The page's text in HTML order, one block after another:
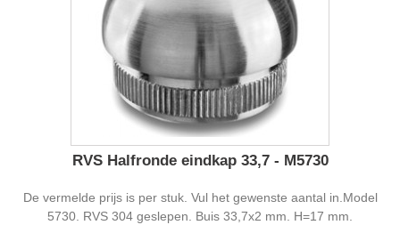
RVS Halfronde eindkap 33,7 - M5730
De vermelde prijs is per stuk. Vul het gewenste aantal in.Model
5730. RVS 304 geslepen. Buis 33,7x2 mm. H=17 mm.